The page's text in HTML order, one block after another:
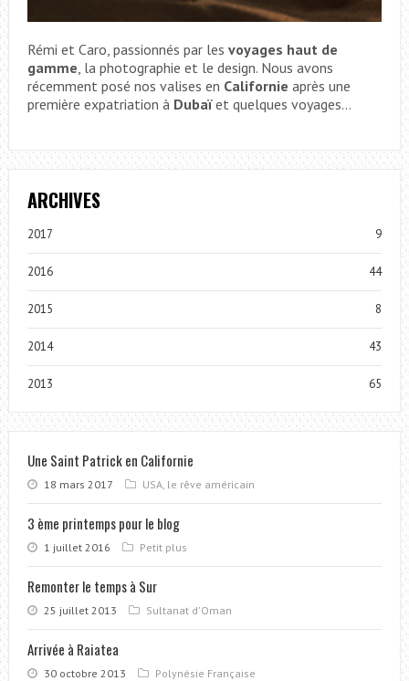
Rémi et Caro, passionnés par les voyages haut de
gamme , la photographie et le design. Nous avons
récemment posé nos valises en Californie après une
première expatriation à Dubaïet quelques voyages...
ARCHIVES
2017 9
2016 44
2015 8
2014 43
2013 65
Une Saint Patrick en Californie
18 mars 2017 USA, le rêve américain
3 ème printemps pour le blog
1 juillet 2016 Petit plus
Remonter le temps à Sur
25 juillet 2013 Sultanat d'Oman
Arrivée à Raiatea
30 octobre 2013 Polynésie Française